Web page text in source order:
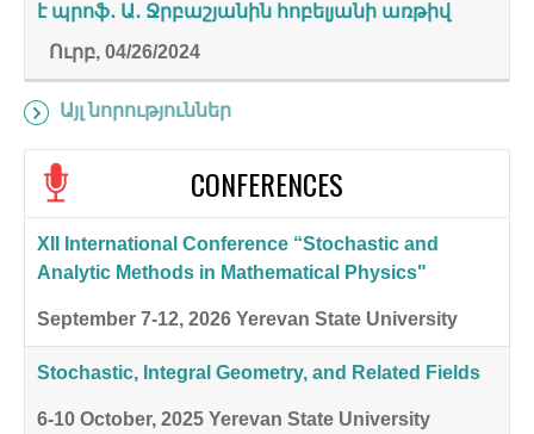
է պրոֆ․ Ա․ Ջրբաշյանին հոբելյանի առթիվ
Ուրբ, 04/26/2024
Այլ նորություններ
CONFERENCES
XII International Conference “Stochastic and
Analytic Methods in Mathematical Physics"
September 7-12, 2026 Yerevan State University
Stochastic, Integral Geometry, and Related Fields
6-10 October, 2025 Yerevan State University